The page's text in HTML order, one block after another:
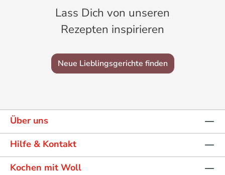
Lass Dich von unseren
Rezepten inspirieren
Neue Lieblingsgerichte finden
Über uns
Hilfe & Kontakt
Kochen mit Woll